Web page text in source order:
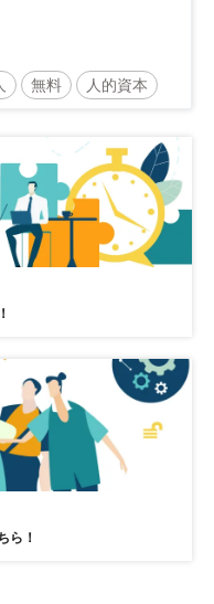
無料 人的資本
ら！